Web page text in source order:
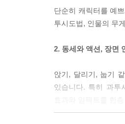
단순히 캐릭터를 예
투시도법, 인물의 무
2. 동세와 액션, 장면
앉기, 달리기, 눕기
있습니다. 특히 과투